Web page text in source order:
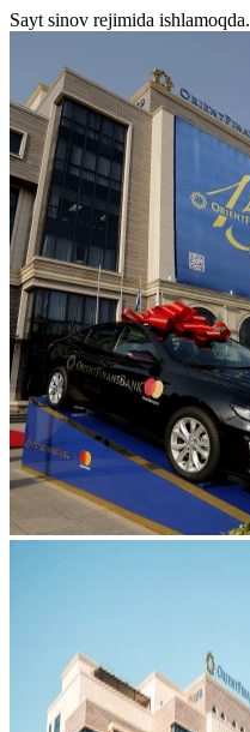
Sayt sinov rejimida ishlamoqda.